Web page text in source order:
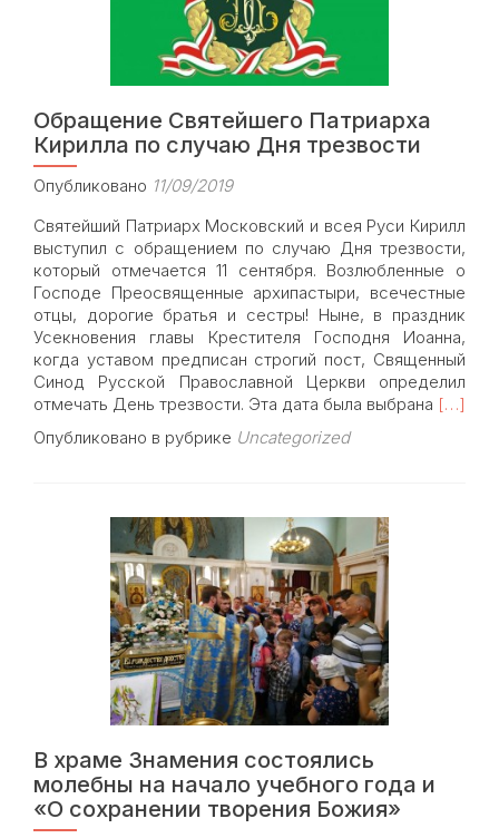
Обращение Святейшего Патриарха
Кирилла по случаю Дня трезвости
Опубликовано 11/09/2019
Святейший Патриарх Московский и всея Руси Кирилл
выступил с обращением по случаю Дня трезвости,
который отмечается 11 сентября. Возлюбленные о
Господе Преосвященные архипастыри, всечестные
отцы, дорогие братья и сестры! Ныне, в праздник
Усекновения главы Крестителя Господня Иоанна,
когда уставом предписан строгий пост, Священный
Синод Русской Православной Церкви определил
отмечать День трезвости. Эта дата была выбрана Read
[…]
Опубликовано в рубрике Uncategorized
В храме Знамения состоялись
молебны на начало учебного года и
«О сохранении творения Божия»